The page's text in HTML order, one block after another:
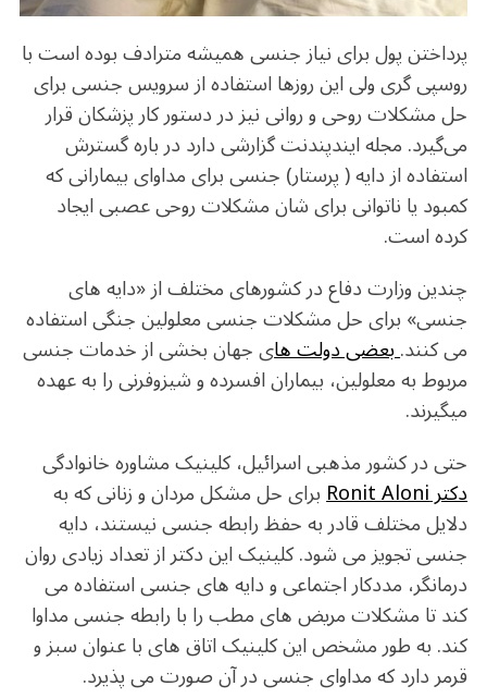
پرداختن پول برای نیاز جنسی همیشه مترادف بوده است با
روسپی گری ولی این روزها استفاده از سرویس جنسی برای
حل مشکلات روحی و روانی نیز در دستور کار پزشکان قرار
می‌گیرد. مجله ایندپندنت گزارشی دارد در باره گسترش
استفاده از دایه ( پرستار) جنسی برای مداوای بیمارانی که
کمبود یا ناتوانی برای شان مشکلات روحی عصبی ایجاد
کرده است.
چندین وزارت دفاع در کشورهای مختلف از «دایه های
جنسی» برای حل مشکلات جنسی معلولین جنگی استفاده
می کنند.بعضی دولت های جهان بخشی از خدمات جنسی
مربوط به معلولین، بیماران افسرده و شیزوفرنی را به عهده
میگیرند.
حتی در کشور مذهبی اسرائیل، کلینیک مشاوره خانوادگی
دکتر Ronit Aloni برای حل مشکل مردان و زنانی که به
دلایل مختلف قادر به حفظ رابطه جنسی نیستند، دایه
جنسی تجویز می شود. کلینیک این دکتر از تعداد زیادی روان
درمانگر، مددکار اجتماعی و دایه های جنسی استفاده می
کند تا مشکلات مریض های مطب را با رابطه جنسی مداوا
کند. به طور مشخص این کلینیک اتاق های با عنوان سبز و
قرمر دارد که مداوای جنسی در آن صورت می پذیرد.